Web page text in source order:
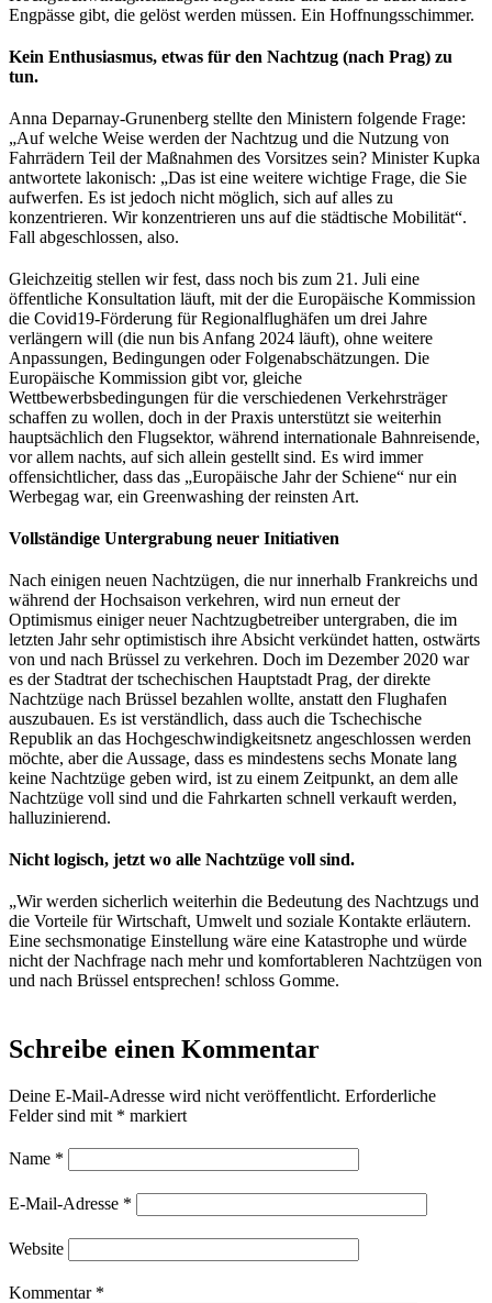
Engpässe gibt, die gelöst werden müssen. Ein Hoffnungsschimmer.
Kein Enthusiasmus, etwas für den Nachtzug (nach Prag) zu
tun.
Anna Deparnay-Grunenberg stellte den Ministern folgende Frage:
„Auf welche Weise werden der Nachtzug und die Nutzung von
Fahrrädern Teil der Maßnahmen des Vorsitzes sein? Minister Kupka
antwortete lakonisch: „Das ist eine weitere wichtige Frage, die Sie
aufwerfen. Es ist jedoch nicht möglich, sich auf alles zu
konzentrieren. Wir konzentrieren uns auf die städtische Mobilität“.
Fall abgeschlossen, also.
Gleichzeitig stellen wir fest, dass noch bis zum 21. Juli eine
öffentliche Konsultation läuft, mit der die Europäische Kommission
die Covid19-Förderung für Regionalflughäfen um drei Jahre
verlängern will (die nun bis Anfang 2024 läuft), ohne weitere
Anpassungen, Bedingungen oder Folgenabschätzungen. Die
Europäische Kommission gibt vor, gleiche
Wettbewerbsbedingungen für die verschiedenen Verkehrsträger
schaffen zu wollen, doch in der Praxis unterstützt sie weiterhin
hauptsächlich den Flugsektor, während internationale Bahnreisende,
vor allem nachts, auf sich allein gestellt sind. Es wird immer
offensichtlicher, dass das „Europäische Jahr der Schiene“ nur ein
Werbegag war, ein Greenwashing der reinsten Art.
Vollständige Untergrabung neuer Initiativen
Nach einigen neuen Nachtzügen, die nur innerhalb Frankreichs und
während der Hochsaison verkehren, wird nun erneut der
Optimismus einiger neuer Nachtzugbetreiber untergraben, die im
letzten Jahr sehr optimistisch ihre Absicht verkündet hatten, ostwärts
von und nach Brüssel zu verkehren. Doch im Dezember 2020 war
es der Stadtrat der tschechischen Hauptstadt Prag, der direkte
Nachtzüge nach Brüssel bezahlen wollte, anstatt den Flughafen
auszubauen. Es ist verständlich, dass auch die Tschechische
Republik an das Hochgeschwindigkeitsnetz angeschlossen werden
möchte, aber die Aussage, dass es mindestens sechs Monate lang
keine Nachtzüge geben wird, ist zu einem Zeitpunkt, an dem alle
Nachtzüge voll sind und die Fahrkarten schnell verkauft werden,
halluzinierend.
Nicht logisch, jetzt wo alle Nachtzüge voll sind.
„Wir werden sicherlich weiterhin die Bedeutung des Nachtzugs und
die Vorteile für Wirtschaft, Umwelt und soziale Kontakte erläutern.
Eine sechsmonatige Einstellung wäre eine Katastrophe und würde
nicht der Nachfrage nach mehr und komfortableren Nachtzügen von
und nach Brüssel entsprechen! schloss Gomme.
Schreibe einen Kommentar
Deine E-Mail-Adresse wird nicht veröffentlicht. Erforderliche
Felder sind mit * markiert
Name *
E-Mail-Adresse *
Website
Kommentar *